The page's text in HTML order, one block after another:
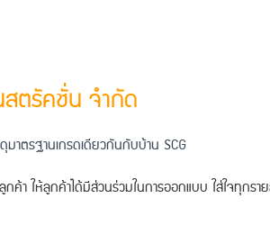
ตรัคชั่น จำกัด​
มาตรฐานเกรดเดียวกันกับบ้าน SCG
กค้า ให้ลูกค้าได้มีส่วนร่วมในการออกแบบ ใส่ใจทุกรา